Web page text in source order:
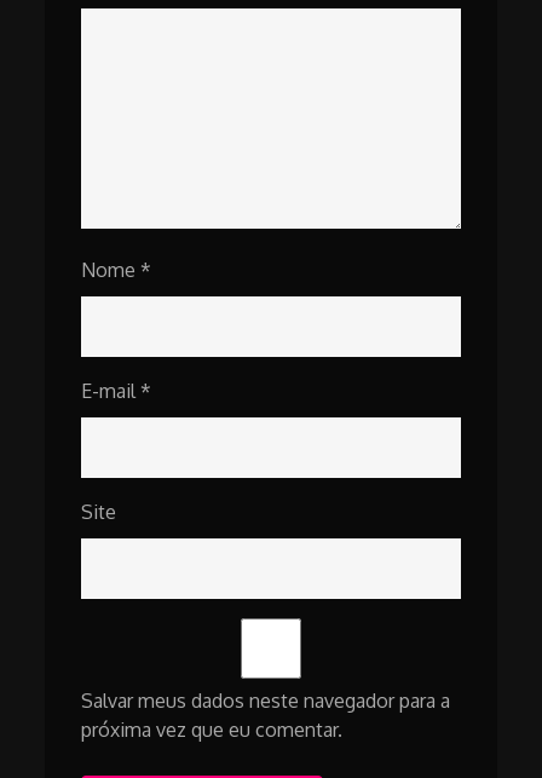
Nome *
E-mail *
Site
Salvar meus dados neste navegador para a
próxima vez que eu comentar.